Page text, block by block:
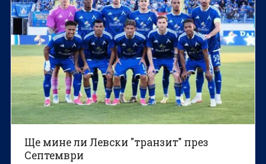
Ще мине ли Левски "транзит" през
Септември